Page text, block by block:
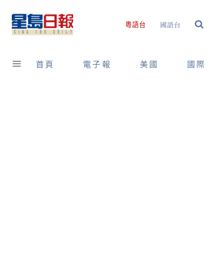
content
粵語台 國語台
首頁 電子報 美國 國際